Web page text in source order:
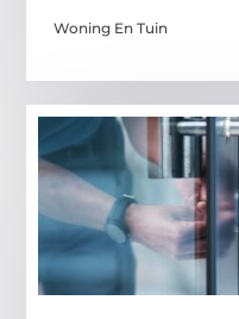
Woning En Tuin